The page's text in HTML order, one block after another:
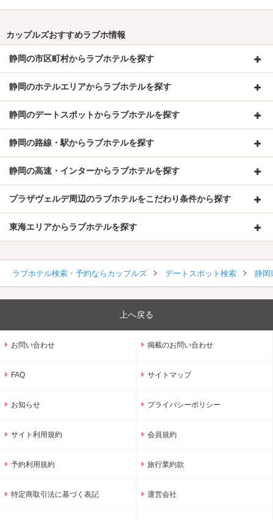
カップルズおすすめラブホ情報
静岡の市区町村からラブホテルを探す
静岡のホテルエリアからラブホテルを探す
静岡のデートスポットからラブホテルを探す
静岡の路線・駅からラブホテルを探す
静岡の高速・インターからラブホテルを探す
プラザヴェルデ周辺のラブホテルをこだわり条件から探す
東海エリアからラブホテルを探す
ラブホテル検索・予約ならカップルズ デートスポット検索 静岡
上へ戻る
お問い合わせ 掲載のお問い合わせ
FAQ サイトマップ
お知らせ プライバシーポリシー
サイト利用規約 会員規約
予約利用規約 旅行業約款
特定商取引法に基づく表記 運営会社